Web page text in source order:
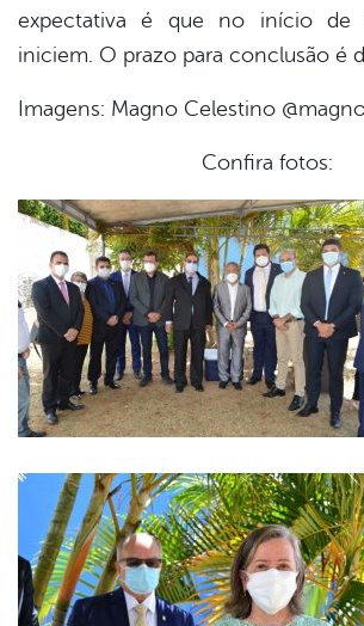
expectativa é que no início de
iniciem. O prazo para conclusão é
Imagens: Magno Celestino
Confira fotos: